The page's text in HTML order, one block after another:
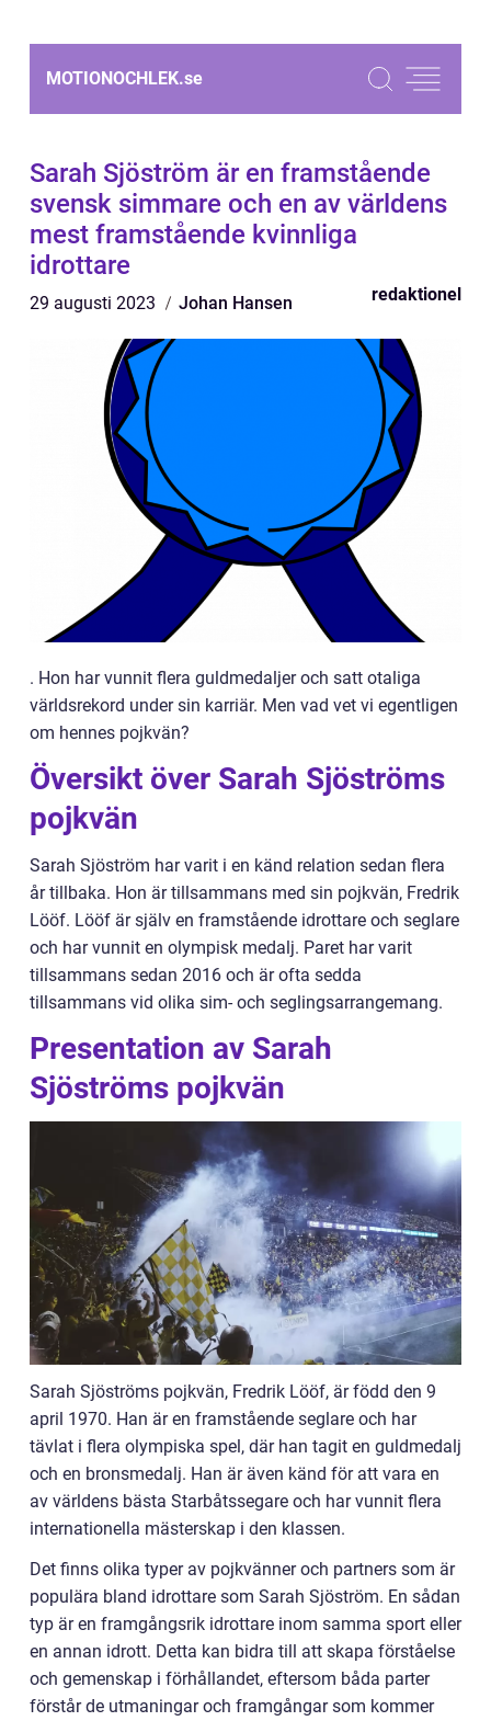
MOTIONOCHLEK.se
Sarah Sjöström är en framstående
svensk simmare och en av världens
mest framstående kvinnliga
idrottare
29 augusti 2023 Johan Hansen redaktionel
. Hon har vunnit flera guldmedaljer och satt otaliga
världsrekord under sin karriär. Men vad vet vi egentligen
om hennes pojkvän?
Översikt över Sarah Sjöströms
pojkvän
Sarah Sjöström har varit i en känd relation sedan flera
år tillbaka. Hon är tillsammans med sin pojkvän, Fredrik
Lööf. Lööf är själv en framstående idrottare och seglare
och har vunnit en olympisk medalj. Paret har varit
tillsammans sedan 2016 och är ofta sedda
tillsammans vid olika sim- och seglingsarrangemang.
Presentation av Sarah
Sjöströms pojkvän
Sarah Sjöströms pojkvän, Fredrik Lööf, är född den 9
april 1970. Han är en framstående seglare och har
tävlat i flera olympiska spel, där han tagit en guldmedalj
och en bronsmedalj. Han är även känd för att vara en
av världens bästa Starbåtssegare och har vunnit flera
internationella mästerskap i den klassen.
Det finns olika typer av pojkvänner och partners som är
populära bland idrottare som Sarah Sjöström. En sådan
typ är en framgångsrik idrottare inom samma sport eller
en annan idrott. Detta kan bidra till att skapa förståelse
och gemenskap i förhållandet, eftersom båda parter
förstår de utmaningar och framgångar som kommer